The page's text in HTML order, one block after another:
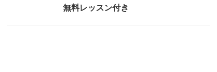
無料レッスン付き